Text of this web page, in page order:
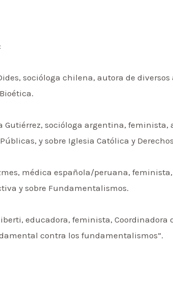
socióloga chilena, autora de
Gutiérrez, socióloga argentina,
y sobre Iglesia Católica y
médica española/peruana,
y sobre Fundamentalismos.
educadora, feminista,
contra los fundamentalismos”.